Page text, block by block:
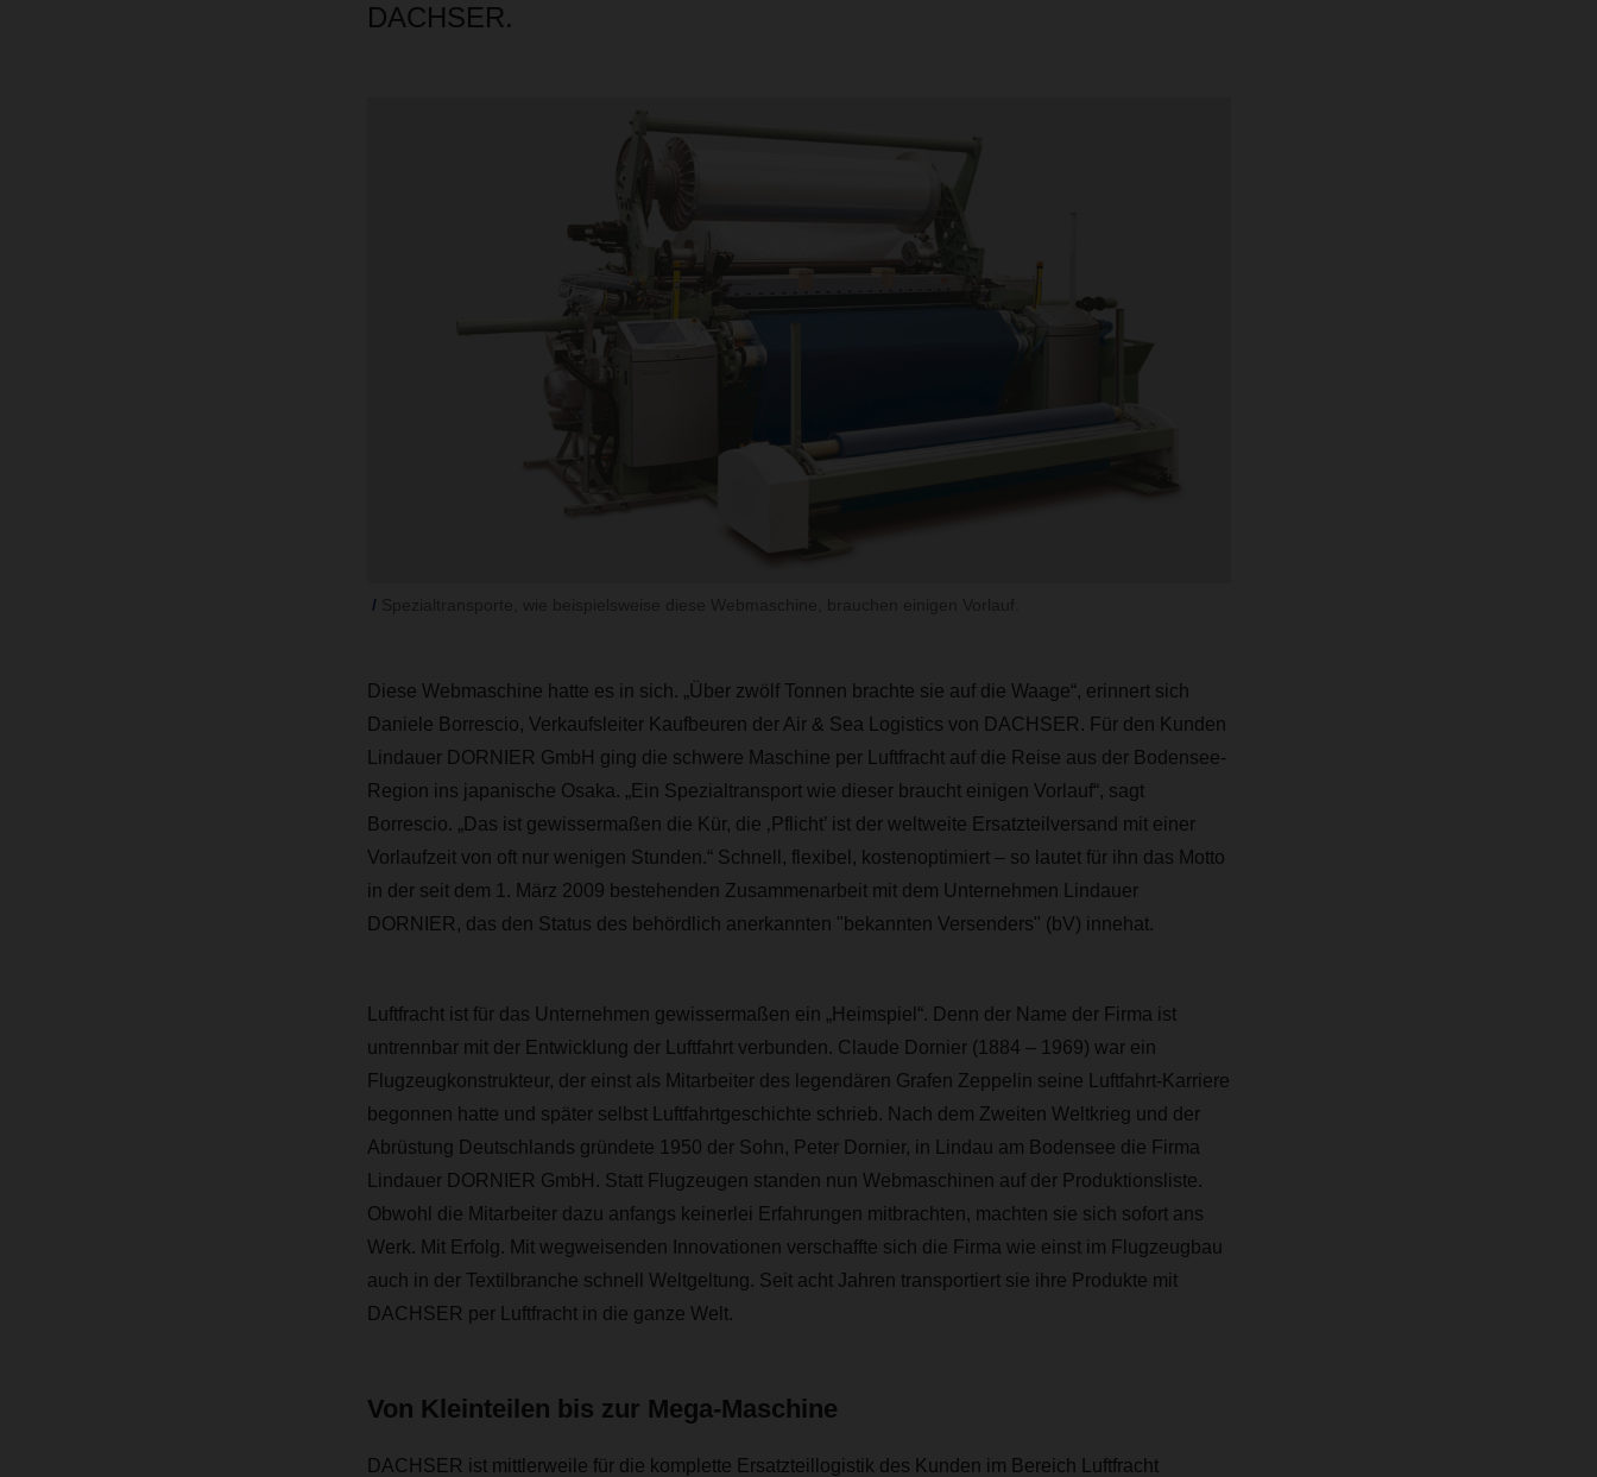
DACHSER.
Diese Webmaschine hatte es in sich. „Über zwölf Tonnen brachte sie auf die Waage“, erinnert sich
Daniele Borrescio, Verkaufsleiter Kaufbeuren der Air & Sea Logistics von DACHSER. Für den Kunden
Lindauer DORNIER GmbH ging die schwere Maschine per Luftfracht auf die Reise aus der Bodensee-
Region ins japanische Osaka. „Ein Spezialtransport wie dieser braucht einigen Vorlauf“, sagt
Borrescio. „Das ist gewissermaßen die Kür, die ‚Pflicht’ ist der weltweite Ersatzteilversand mit einer
Vorlaufzeit von oft nur wenigen Stunden.“ Schnell, flexibel, kostenoptimiert – so lautet für ihn das Motto
in der seit dem 1. März 2009 bestehenden Zusammenarbeit mit dem Unternehmen Lindauer
DORNIER, das den Status des behördlich anerkannten "bekannten Versenders" (bV) innehat.
Luftfracht ist für das Unternehmen gewissermaßen ein „Heimspiel“. Denn der Name der Firma ist
untrennbar mit der Entwicklung der Luftfahrt verbunden. Claude Dornier (1884 – 1969) war ein
Flugzeugkonstrukteur, der einst als Mitarbeiter des legendären Grafen Zeppelin seine Luftfahrt-Karriere
begonnen hatte und später selbst Luftfahrtgeschichte schrieb. Nach dem Zweiten Weltkrieg und der
Abrüstung Deutschlands gründete 1950 der Sohn, Peter Dornier, in Lindau am Bodensee die Firma
Lindauer DORNIER GmbH. Statt Flugzeugen standen nun Webmaschinen auf der Produktionsliste.
Obwohl die Mitarbeiter dazu anfangs keinerlei Erfahrungen mitbrachten, machten sie sich sofort ans
Werk. Mit Erfolg. Mit wegweisenden Innovationen verschaffte sich die Firma wie einst im Flugzeugbau
auch in der Textilbranche schnell Weltgeltung. Seit acht Jahren transportiert sie ihre Produkte mit
DACHSER per Luftfracht in die ganze Welt.
Von Kleinteilen bis zur Mega-Maschine
DACHSER ist mittlerweile für die komplette Ersatzteillogistik des Kunden im Bereich Luftfracht